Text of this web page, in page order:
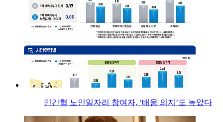
민간형 노인일자리 참여자, ‘배움 의지’도 높았다